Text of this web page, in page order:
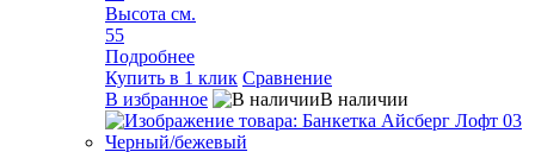
Высота см.
55
Подробнее
Купить в 1 клик Сравнение
В избранное
В наличии